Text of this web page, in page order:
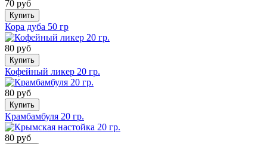
70 руб
Купить
Кора дуба 50 гр
80 руб
Купить
Кофейный ликер 20 гр.
80 руб
Купить
Крамбамбуля 20 гр.
80 руб